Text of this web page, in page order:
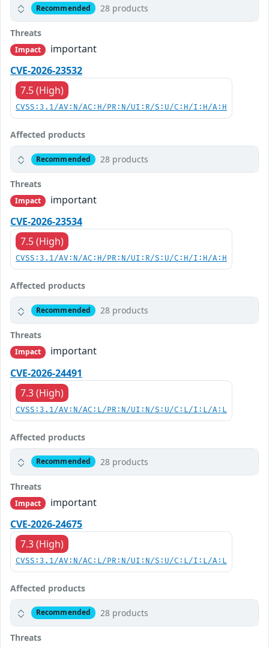
Recommended 28 products
Threats
Impact
important
CVE-2026-23532
7.5 (High)
CVSS:3.1/AV:N/AC:H/PR:N/UI:R/S:U/C:H/I:H/A:H
Affected products
Recommended 28 products
Threats
Impact
important
CVE-2026-23534
7.5 (High)
CVSS:3.1/AV:N/AC:H/PR:N/UI:R/S:U/C:H/I:H/A:H
Affected products
Recommended 28 products
Threats
Impact
important
CVE-2026-24491
7.3 (High)
CVSS:3.1/AV:N/AC:L/PR:N/UI:N/S:U/C:L/I:L/A:L
Affected products
Recommended 28 products
Threats
Impact
important
CVE-2026-24675
7.3 (High)
CVSS:3.1/AV:N/AC:L/PR:N/UI:N/S:U/C:L/I:L/A:L
Affected products
Recommended 28 products
Threats